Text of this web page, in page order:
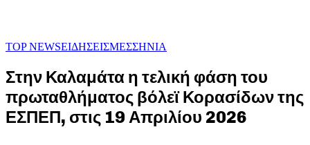
TOP NEWSΕΙΔΗΣΕΙΣΜΕΣΣΗΝΙΑ
Στην Καλαμάτα η τελική φάση του
πρωταθλήματος βόλεϊ Κορασίδων της
ΕΣΠΕΠ, στις 19 Απριλίου 2026